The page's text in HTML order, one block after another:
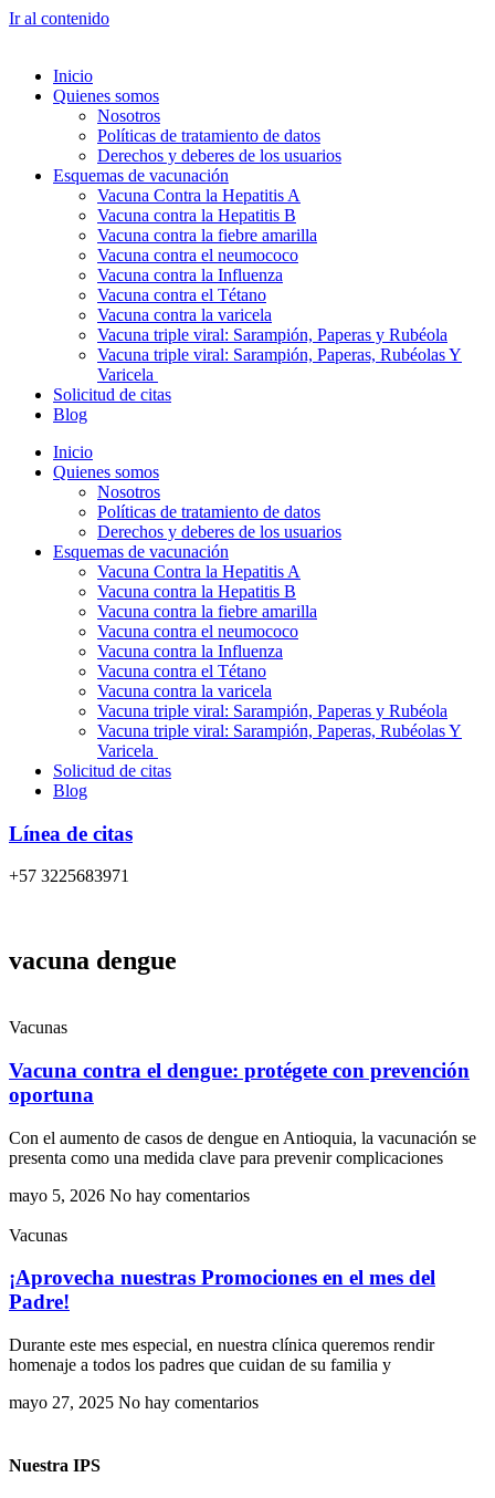
Ir al contenido
Inicio
Quienes somos
Nosotros
Políticas de tratamiento de datos
Derechos y deberes de los usuarios
Esquemas de vacunación
Vacuna Contra la Hepatitis A
Vacuna contra la Hepatitis B
Vacuna contra la fiebre amarilla
Vacuna contra el neumococo
Vacuna contra la Influenza
Vacuna contra el Tétano
Vacuna contra la varicela
Vacuna triple viral: Sarampión, Paperas y Rubéola
Vacuna triple viral: Sarampión, Paperas, Rubéolas Y
Varicela
Solicitud de citas
Blog
Inicio
Quienes somos
Nosotros
Políticas de tratamiento de datos
Derechos y deberes de los usuarios
Esquemas de vacunación
Vacuna Contra la Hepatitis A
Vacuna contra la Hepatitis B
Vacuna contra la fiebre amarilla
Vacuna contra el neumococo
Vacuna contra la Influenza
Vacuna contra el Tétano
Vacuna contra la varicela
Vacuna triple viral: Sarampión, Paperas y Rubéola
Vacuna triple viral: Sarampión, Paperas, Rubéolas Y
Varicela
Solicitud de citas
Blog
Línea de citas
+57 3225683971
vacuna dengue
Vacunas
Vacuna contra el dengue: protégete con prevención
oportuna
Con el aumento de casos de dengue en Antioquia, la vacunación se
presenta como una medida clave para prevenir complicaciones
mayo 5, 2026 No hay comentarios
Vacunas
¡Aprovecha nuestras Promociones en el mes del
Padre!
Durante este mes especial, en nuestra clínica queremos rendir
homenaje a todos los padres que cuidan de su familia y
mayo 27, 2025 No hay comentarios
Nuestra IPS